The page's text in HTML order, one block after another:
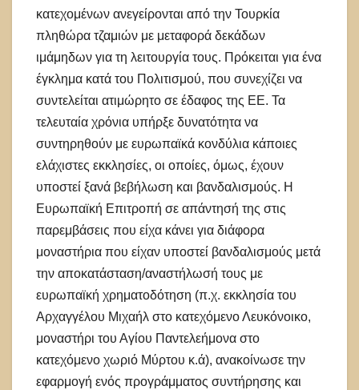
κατεχομένων ανεγείρονται από την Τουρκία
πληθώρα τζαμιών με μεταφορά δεκάδων
ιμάμηδων για τη λειτουργία τους. Πρόκειται για ένα
έγκλημα κατά του Πολιτισμού, που συνεχίζει να
συντελείται ατιμώρητο σε έδαφος της ΕΕ. Τα
τελευταία χρόνια υπήρξε δυνατότητα να
συντηρηθούν με ευρωπαϊκά κονδύλια κάποιες
ελάχιστες εκκλησίες, οι οποίες, όμως, έχουν
υποστεί ξανά βεβήλωση και βανδαλισμούς. Η
Ευρωπαϊκή Επιτροπή σε απάντησή της στις
παρεμβάσεις που είχα κάνει για διάφορα
μοναστήρια που είχαν υποστεί βανδαλισμούς μετά
την αποκατάσταση/αναστήλωσή τους με
ευρωπαϊκή χρηματοδότηση (π.χ. εκκλησία του
Αρχαγγέλου Μιχαήλ στο κατεχόμενο Λευκόνοικο,
μοναστήρι του Αγίου Παντελεήμονα στο
κατεχόμενο χωριό Μύρτου κ.ά), ανακοίνωσε την
εφαρμογή ενός προγράμματος συντήρησης και